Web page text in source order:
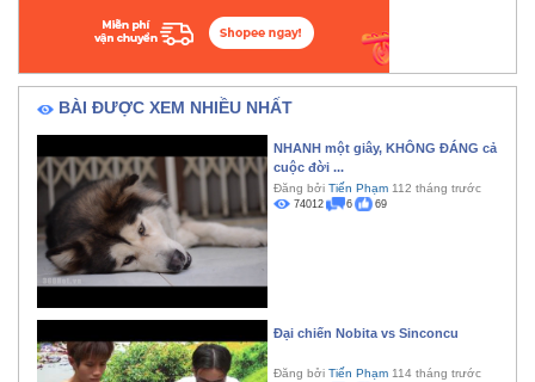
BÀI ĐƯỢC XEM NHIỀU NHẤT
NHANH một giây, KHÔNG ĐÁNG cả
cuộc đời ...
Đăng bởi Tiến Phạm 112 tháng trước
74012 6 69
Đại chiến Nobita vs Sinconcu
Đăng bởi Tiến Phạm 114 tháng trước